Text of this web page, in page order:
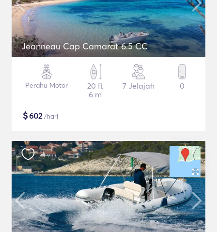
Jeanneau Cap Camarat 6.5 CC
Perahu Motor
20 ft
6 m
7 Jelajah 0
$602/hari